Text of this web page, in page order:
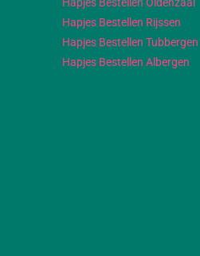
Hapjes Bestellen Oldenzaal
Hapjes Bestellen Rijssen
Hapjes Bestellen Tubbergen
Hapjes Bestellen Albergen